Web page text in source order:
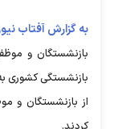
به گزارش آفتاب
از بازنشستگان و